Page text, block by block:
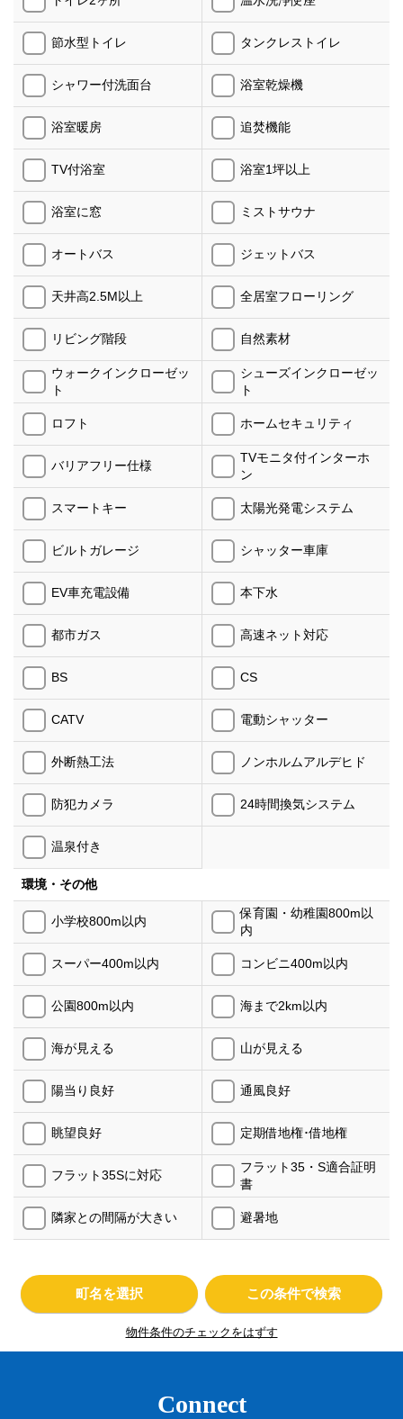
節水型トイレ タンクレストイレ
シャワー付洗面台 浴室乾燥機
浴室暖房 追焚機能
TV付浴室 浴室1坪以上
浴室に窓 ミストサウナ
オートバス ジェットバス
天井高2.5M以上 全居室フローリング
リビング階段 自然素材
ウォークインクローゼッ
ト
シューズインクローゼッ
ト
ロフト ホームセキュリティ
バリアフリー仕様
TVモニタ付インターホ
ン
スマートキー 太陽光発電システム
ビルトガレージ シャッター車庫
EV車充電設備 本下水
都市ガス 高速ネット対応
BS CS
CATV 電動シャッター
外断熱工法 ノンホルムアルデヒド
防犯カメラ 24時間換気システム
温泉付き
環境・その他
小学校800m以内
保育園・幼稚園800m以
内
スーパー400m以内 コンビニ400m以内
公園800m以内 海まで2km以内
海が見える 山が見える
陽当り良好 通風良好
眺望良好 定期借地権･借地権
フラット35Sに対応
フラット35・S適合証明
書
隣家との間隔が大きい 避暑地
町名を選択 この条件で検索
物件条件のチェックをはずす
Connect